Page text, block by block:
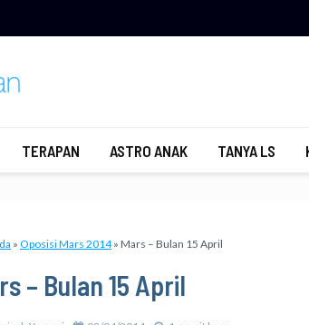
TERAPAN ASTRO ANAK TANYA LS
» Oposisi Mars 2014» Mars – Bulan 15 April
– Bulan 15 April